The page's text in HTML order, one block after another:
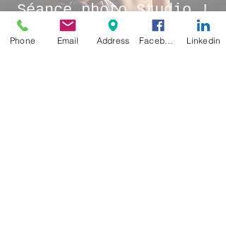
Séance photo Studio !
Phone Email Address Linkedin